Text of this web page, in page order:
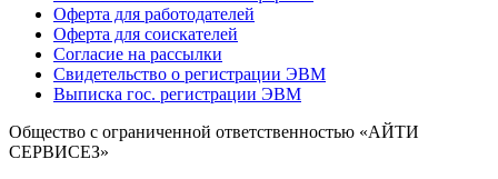
Оферта для работодателей
Оферта для соискателей
Согласие на рассылки
Свидетельство о регистрации ЭВМ
Выписка гос. регистрации ЭВМ
Общество с ограниченной ответственностью «АЙТИ
СЕРВИСЕЗ»